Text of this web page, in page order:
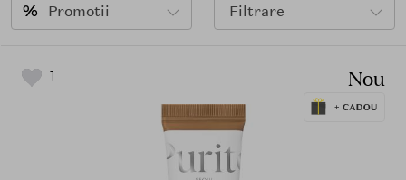
Promotii Filtrare
1 Nou